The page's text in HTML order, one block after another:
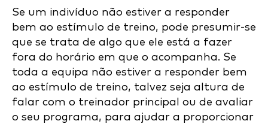
Se um indivíduo não estiver a responder
bem ao estímulo de treino, pode presumir-se
que se trata de algo que ele está a fazer
fora do horário em que o acompanha. Se
toda a equipa não estiver a responder bem
ao estímulo de treino, talvez seja altura de
falar com o treinador principal ou de avaliar
o seu programa, para ajudar a proporcionar